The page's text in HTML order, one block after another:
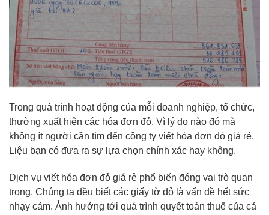
Trong quá trình hoạt động của mỗi doanh nghiệp, tổ chức,
thường xuất hiện các hóa đơn đỏ. Vì lý do nào đó mà
không ít người cần tìm đến công ty viết hóa đơn đỏ giá rẻ.
Liệu bạn có đưa ra sự lựa chọn chính xác hay không.
Dịch vụ viết hóa đơn đỏ giá rẻ phổ biến đóng vai trò quan
trọng. Chúng ta đều biết các giấy tờ đỏ là vấn đề hết sức
nhạy cảm. Ảnh hưởng tới quá trình quyết toán thuế của cả